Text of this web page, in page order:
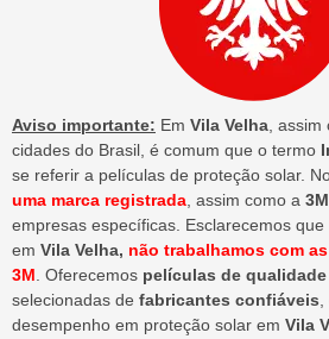
Aviso importante: Em Vila Velha ,
cidades do Brasil, é comum que o termo
se referir a películas de proteção solar.
uma marca registrada , assim como a 3M
empresas específicas. Esclarecemos
em Vila Velha, não trabalhamos com
3M . Oferecemos películas de
selecionadas de fabricantes confiáveis
desempenho em proteção solar em Vila